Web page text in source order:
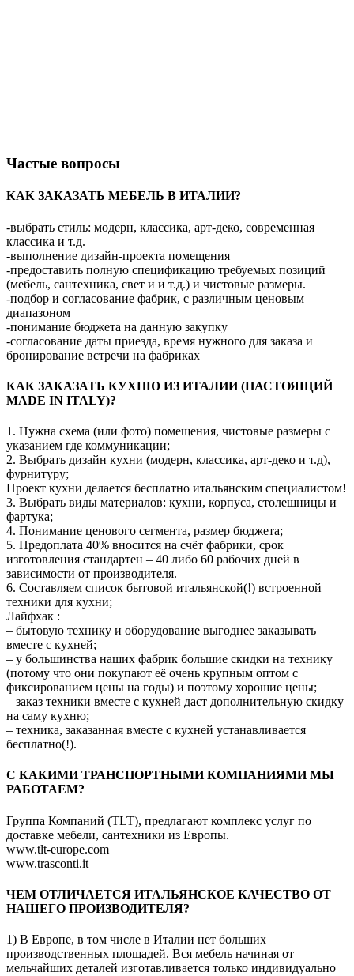
Частые вопросы
КАК ЗАКАЗАТЬ МЕБЕЛЬ В ИТАЛИИ?
-выбрать стиль: модерн, классика, арт-деко, современная
классика и т.д.
-выполнение дизайн-проекта помещения
-предоставить полную спецификацию требуемых позиций
(мебель, сантехника, свет и и т.д.) и чистовые размеры.
-подбор и согласование фабрик, с различным ценовым
диапазоном
-понимание бюджета на данную закупку
-согласование даты приезда, время нужного для заказа и
бронирование встречи на фабриках
КАК ЗАКАЗАТЬ КУХНЮ ИЗ ИТАЛИИ (НАСТОЯЩИЙ
MADE IN ITALY)?
1. Нужна схема (или фото) помещения, чистовые размеры с
указанием где коммуникации;
2. Выбрать дизайн кухни (модерн, классика, арт-деко и т.д),
фурнитуру;
Проект кухни делается бесплатно итальянским специалистом!
3. Выбрать виды материалов: кухни, корпуса, столешницы и
фартука;
4. Понимание ценового сегмента, размер бюджета;
5. Предоплата 40% вносится на счёт фабрики, срок
изготовления стандартен – 40 либо 60 рабочих дней в
зависимости от производителя.
6. Составляем список бытовой итальянской(!) встроенной
техники для кухни;
Лайфхак :
– бытовую технику и оборудование выгоднее заказывать
вместе с кухней;
– у большинства наших фабрик большие скидки на технику
(потому что они покупают её очень крупным оптом с
фиксированием цены на годы) и поэтому хорошие цены;
– заказ техники вместе с кухней даст дополнительную скидку
на саму кухню;
– техника, заказанная вместе с кухней устанавливается
бесплатно(!).
C КАКИМИ ТРАНСПОРТНЫМИ КОМПАНИЯМИ МЫ
РАБОТАЕМ?
Группа Компаний (TLT), предлагают комплекс услуг по
доставке мебели, сантехники из Европы.
www.tlt-europe.com
www.trasconti.it
ЧЕМ ОТЛИЧАЕТСЯ ИТАЛЬЯНСКОЕ КАЧЕСТВО ОТ
НАШЕГО ПРОИЗВОДИТЕЛЯ?
1) В Европе, в том числе в Италии нет больших
производственных площадей. Вся мебель начиная от
мельчайших деталей изготавливается только индивидуально